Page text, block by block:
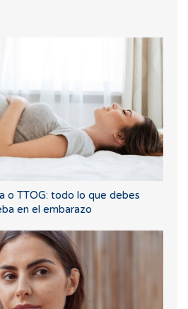
o TTOG: todo lo que debes
en el embarazo